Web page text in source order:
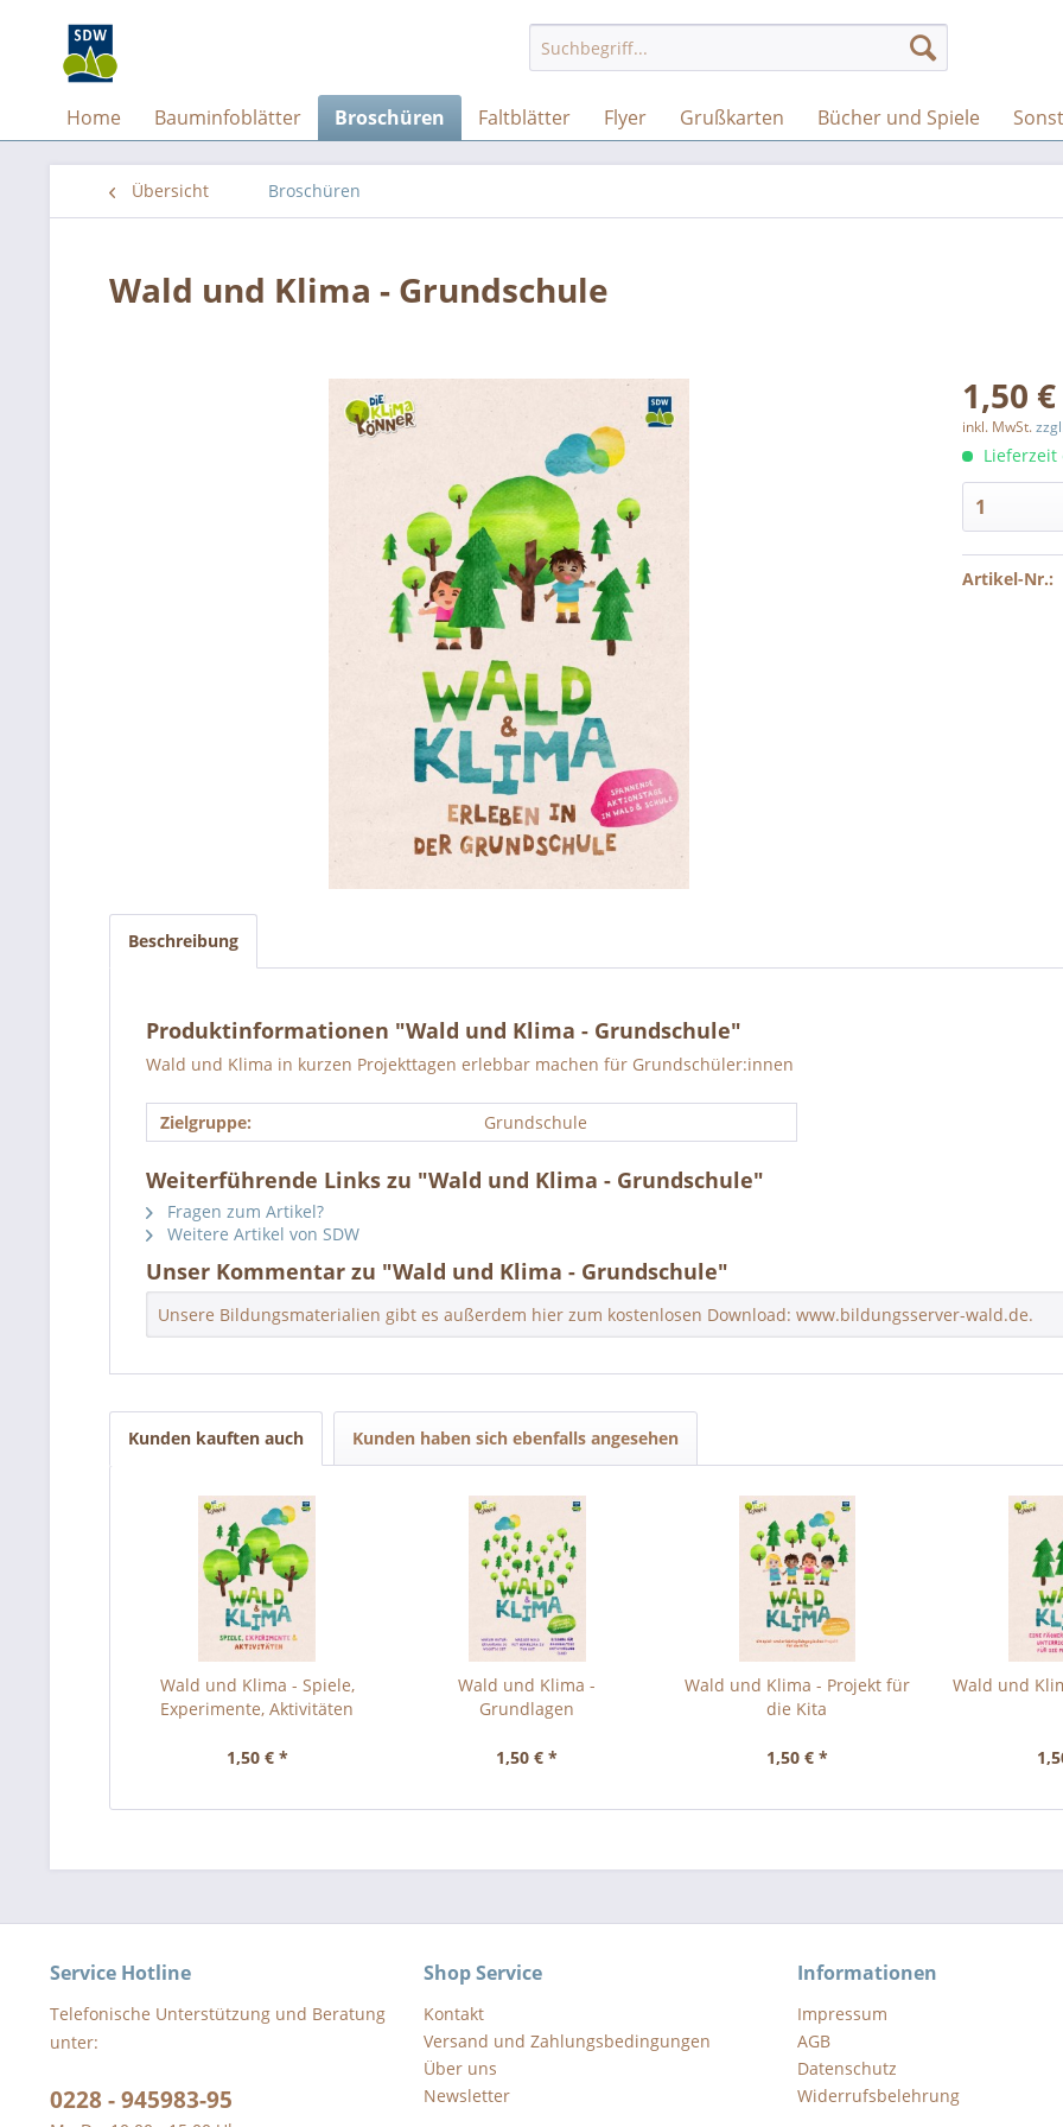
Home Bauminfoblätter Broschüren Faltblätter Flyer Grußkarten Bücher und Spiele
Übersicht Broschüren
Wald und Klima - Grundschule
1,50
inkl. MwSt.
Lieferzeit
Artikel-Nr.:
Beschreibung
Produktinformationen "Wald und Klima - Grundschule"
Wald und Klima in kurzen Projekttagen erlebbar machen für Grundschüler:innen
Zielgruppe: Grundschule
Weiterführende Links zu "Wald und Klima - Grundschule"
Fragen zum Artikel?
Weitere Artikel von SDW
Unser Kommentar zu "Wald und Klima - Grundschule"
Unsere Bildungsmaterialien gibt es außerdem hier zum kostenlosen Download: www.bildungsserver-wald.de.
Kunden kauften auch Kunden haben sich ebenfalls angesehen
Wald und Klima - Spiele,
Experimente, Aktivitäten
1,50 € *
Wald und Klima -
Grundlagen
1,50 € *
Wald und Klima - Projekt für
die Kita
1,50 € *
Wald und
Service Hotline
Telefonische Unterstützung und Beratung
unter:
0228 - 945983-95
Shop Service
Kontakt
Versand und Zahlungsbedingungen
Über uns
Newsletter
Informationen
Impressum
AGB
Datenschutz
Widerrufsbelehrung